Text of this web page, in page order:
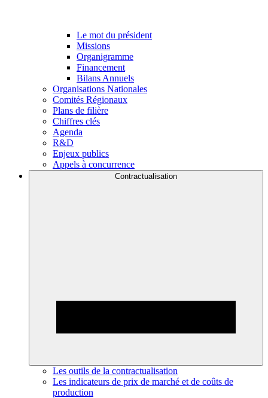
Le mot du président
Missions
Organigramme
Financement
Bilans Annuels
Organisations Nationales
Comités Régionaux
Plans de filière
Chiffres clés
Agenda
R&D
Enjeux publics
Appels à concurrence
Contractualisation
Les outils de la contractualisation
Les indicateurs de prix de marché et de coûts de
production